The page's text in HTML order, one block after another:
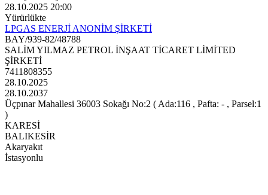
28.10.2025 20:00
Yürürlükte
LPGAS ENERJİ ANONİM ŞİRKETİ
BAY/939-82/48788
SALİM YILMAZ PETROL İNŞAAT TİCARET LİMİTED
ŞİRKETİ
7411808355
28.10.2025
28.10.2037
Üçpınar Mahallesi 36003 Sokağı No:2 ( Ada:116 , Pafta: - , Parsel:1
)
KARESİ
BALIKESİR
Akaryakıt
İstasyonlu